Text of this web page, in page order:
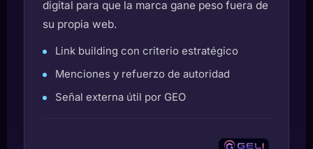
digital para que la marca gane peso fuera de
su propia web.
Link building con criterio estratégico
Menciones y refuerzo de autoridad
Señal externa útil por GEO